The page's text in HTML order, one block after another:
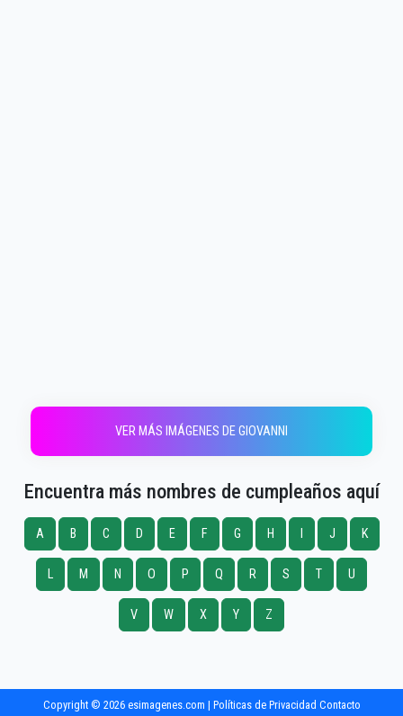
VER MÁS IMÁGENES DE GIOVANNI
Encuentra más nombres de cumpleaños aquí
A B C D E F G H J K
L M N O P Q R S T U
V W X Y Z
Copyright © 2026 esimagenes.com | Políticas de Privacidad Contacto